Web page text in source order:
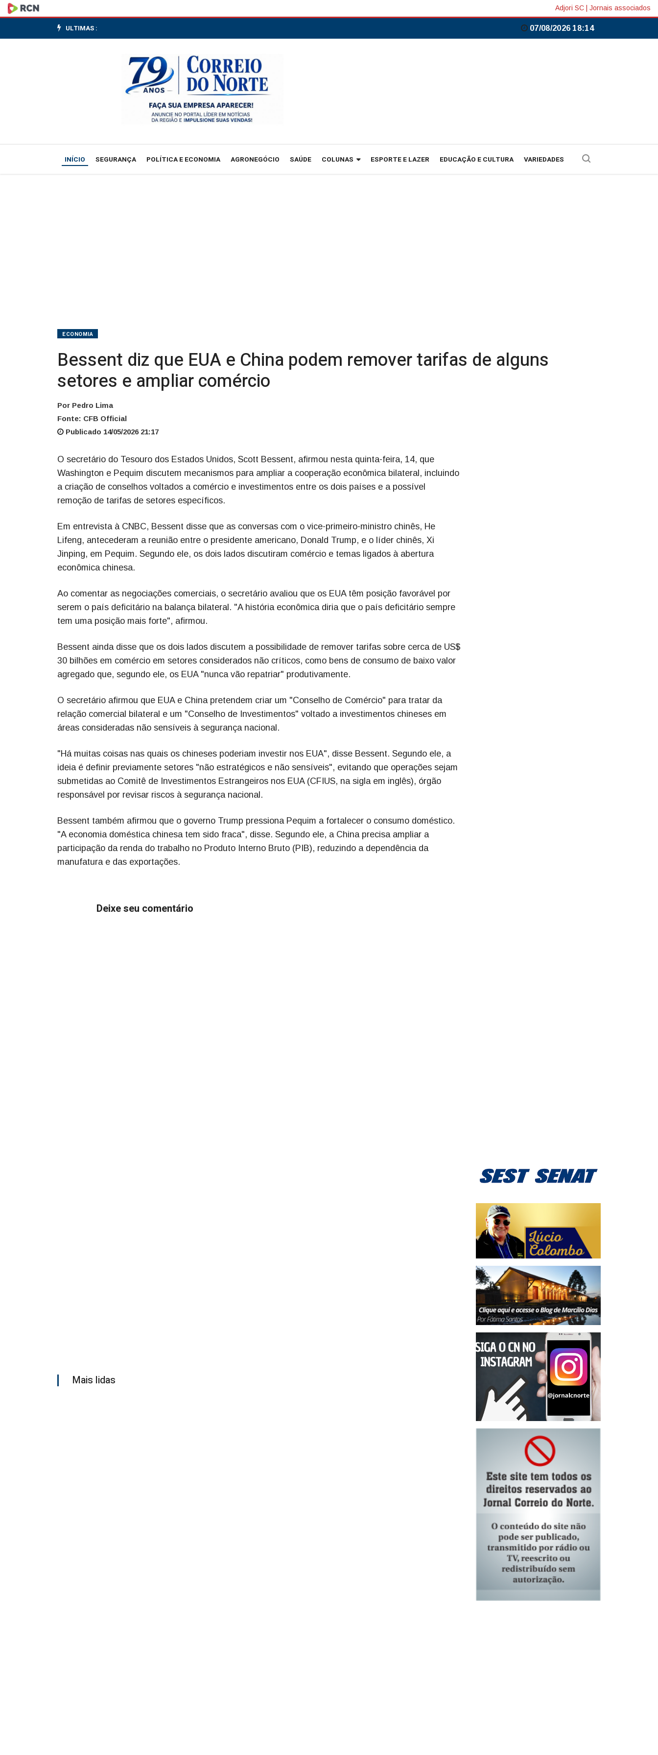
Bessent
diz
podem
remover
Adjori SC Jornais associados
ULTIMAS : 07/08/2026 18:14
INÍCIO SEGURANÇA POLÍTICA E ECONOMIA AGRONEGÓCIO SAÚDE COLUNAS ESPORTE E LAZER EDUCAÇÃO E CULTURA VARIEDADES
ECONOMIA
Bessent diz que EUA e China podem remover tarifas de alguns
setores e ampliar comércio
Por Pedro Lima
Fonte: CFB Official
Publicado 14/05/2026 21:17
O secretário do Tesouro dos Estados Unidos, Scott Bessent, afirmou nesta quinta-feira, 14, que
Washington e Pequim discutem mecanismos para ampliar a cooperação econômica bilateral, incluindo
a criação de conselhos voltados a comércio e investimentos entre os dois países e a possível
remoção de tarifas de setores específicos.
Em entrevista à CNBC, Bessent disse que as conversas com o vice-primeiro-ministro chinês, He
Lifeng, antecederam a reunião entre o presidente americano, Donald Trump, e o líder chinês, Xi
Jinping, em Pequim. Segundo ele, os dois lados discutiram comércio e temas ligados à abertura
econômica chinesa.
Ao comentar as negociações comerciais, o secretário avaliou que os EUA têm posição favorável por
serem o país deficitário na balança bilateral. "A história econômica diria que o país deficitário sempre
tem uma posição mais forte", afirmou.
Bessent ainda disse que os dois lados discutem a possibilidade de remover tarifas sobre cerca de US$
30 bilhões em comércio em setores considerados não críticos, como bens de consumo de baixo valor
agregado que, segundo ele, os EUA "nunca vão repatriar" produtivamente.
O secretário afirmou que EUA e China pretendem criar um "Conselho de Comércio" para tratar da
relação comercial bilateral e um "Conselho de Investimentos" voltado a investimentos chineses em
áreas consideradas não sensíveis à segurança nacional.
"Há muitas coisas nas quais os chineses poderiam investir nos EUA", disse Bessent. Segundo ele, a
ideia é definir previamente setores "não estratégicos e não sensíveis", evitando que operações sejam
submetidas ao Comitê de Investimentos Estrangeiros nos EUA (CFIUS, na sigla em inglês), órgão
responsável por revisar riscos à segurança nacional.
Bessent também afirmou que o governo Trump pressiona Pequim a fortalecer o consumo doméstico.
"A economia doméstica chinesa tem sido fraca", disse. Segundo ele, a China precisa ampliar a
participação da renda do trabalho no Produto Interno Bruto (PIB), reduzindo a dependência da
manufatura e das exportações.
Deixe seu comentário
Mais lidas